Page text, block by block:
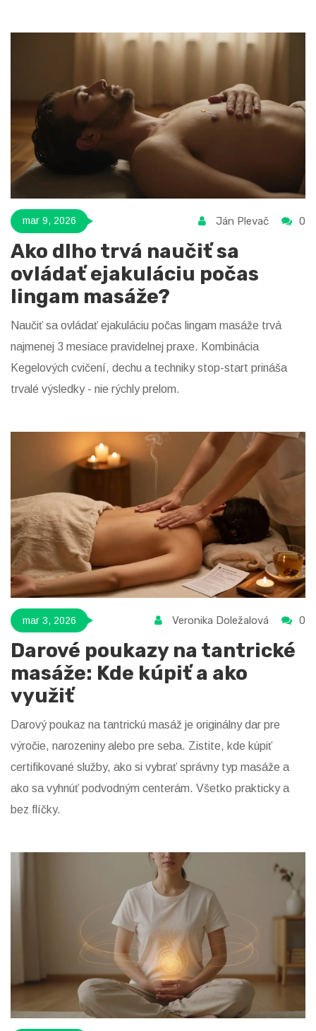
mar 9, 2026 Ján Plevač 0
Ako dlho trvá naučiť sa
ovládať ejakuláciu počas
lingam masáže?
Naučiť sa ovládať ejakuláciu počas lingam masáže trvá
najmenej 3 mesiace pravidelnej praxe. Kombinácia
Kegelových cvičení, dechu a techniky stop-start prináša
trvalé výsledky - nie rýchly prelom.
mar 3, 2026 Veronika Doležalová 0
Darové poukazy na tantrické
masáže: Kde kúpiť a ako
využiť
Darový poukaz na tantrickú masáž je originálny dar pre
výročie, narozeniny alebo pre seba. Zistite, kde kúpiť
certifikované služby, ako si vybrať správny typ masáže a
ako sa vyhnúť podvodným centerám. Všetko prakticky a
bez flíčky.